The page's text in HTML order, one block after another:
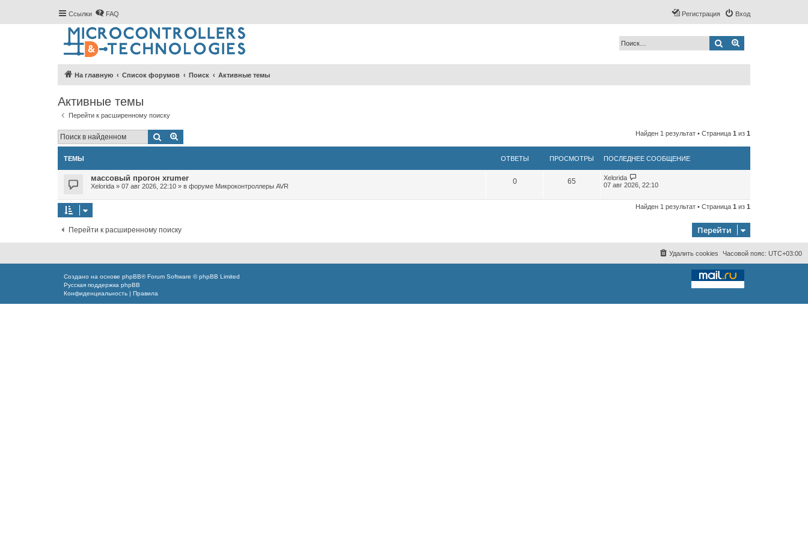
Ссылки FAQ Вход
Регистрация
Поиск
На главную Список форумов Поиск Активные темы
Активные темы
Перейти к расширенному поиску
Поиск Найден 1 результат • Страница 1 из 1
ТЕМЫ ОТВЕТЫ ПРОСМОТРЫ ПОСЛЕДНЕЕ СООБЩЕНИЕ
массовый прогон xrumer
Xelorida » 07 авг 2026, 22:10 » в форуме Микроконтроллеры AVR
0 65
Xelorida
07 авг 2026, 22:10
Найден 1 результат • Страница 1 из 1
Перейти к расширенному поиску Перейти
Часовой пояс: UTC+03:00
Удалить cookies
Создано на основе phpBB® Forum Software © phpBB Limited
Русская поддержка phpBB
Конфиденциальность | Правила